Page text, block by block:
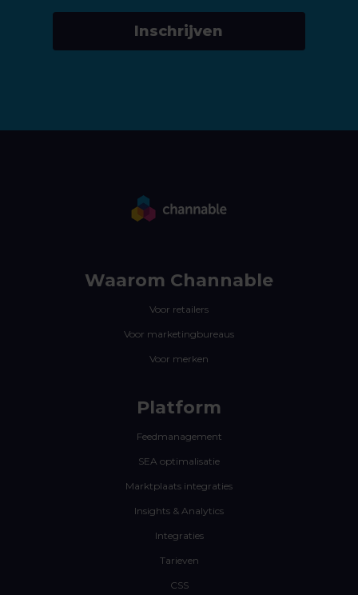
Inschrijven
Waarom Channable
Voor retailers
Voor marketingbureaus
Voor merken
Platform
Feedmanagement
SEA optimalisatie
Marktplaats integraties
Insights & Analytics
Integraties
Tarieven
CSS